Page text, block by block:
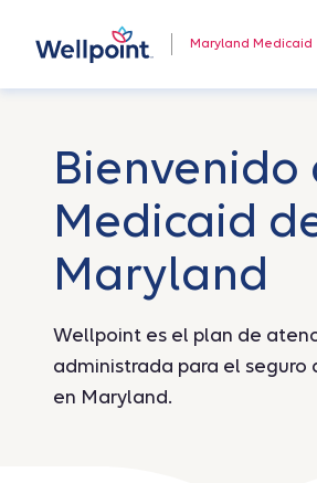
Maryland Medicaid
Bienvenido
Medicaid
Maryland
Wellpoint es el plan de
administrada para el seguro
en Maryland.